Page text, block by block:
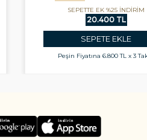
SEPETTE EK %25 İNDİRİM
20.400 TL
SEPETE EKLE
Peşin Fiyatına 6.800 TL x 3